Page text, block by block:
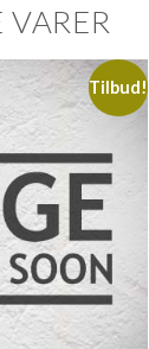
VARER
Tilbud!